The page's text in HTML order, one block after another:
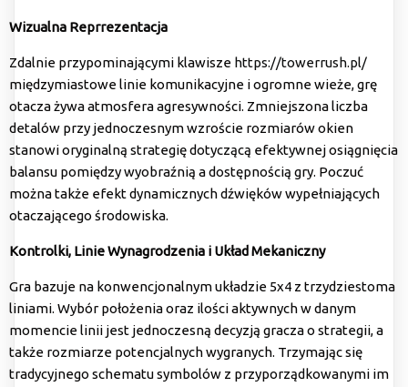
Wizualna Reprrezentacja
Zdalnie przypominającymi klawisze https://towerrush.pl/
międzymiastowe linie komunikacyjne i ogromne wieże, grę
otacza żywa atmosfera agresywności. Zmniejszona liczba
detalów przy jednoczesnym wzroście rozmiarów okien
stanowi oryginalną strategię dotyczącą efektywnej osiągnięcia
balansu pomiędzy wyobraźnią a dostępnością gry. Poczuć
można także efekt dynamicznych dźwięków wypełniających
otaczającego środowiska.
Kontrolki, Linie Wynagrodzenia i Układ Mekaniczny
Gra bazuje na konwencjonalnym układzie 5x4 z trzydziestoma
liniami. Wybór położenia oraz ilości aktywnych w danym
momencie linii jest jednoczesną decyzją gracza o strategii, a
także rozmiarze potencjalnych wygranych. Trzymając się
tradycyjnego schematu symbolów z przyporządkowanymi im